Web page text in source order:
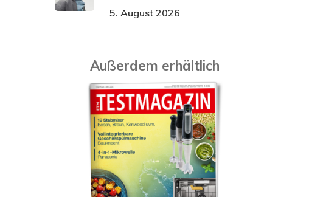
5. August 2026
Außerdem erhältlich